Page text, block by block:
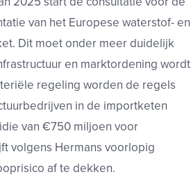
van het Europese waterstof- en
Dit moet onder meer duidelijk
en marktordening wordt
regeling worden de regels
in de importketen
van €750 miljoen voor
volgens Hermans voorlopig
af te dekken.